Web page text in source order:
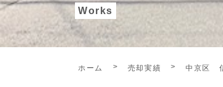
Works
ホーム 売却実績 中京区